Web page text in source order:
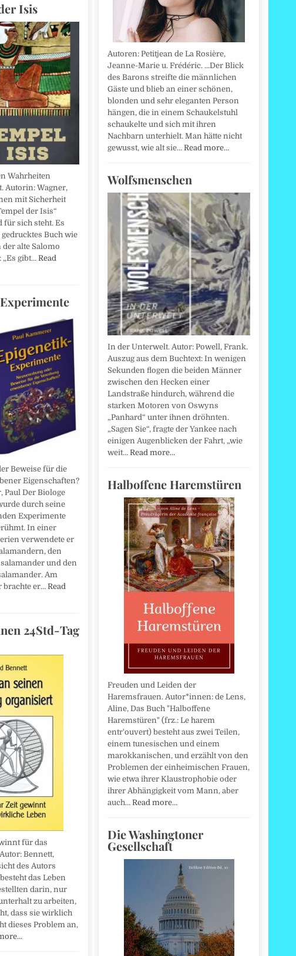
Isis
Wahrheiten
Autorin: Wagner,
mit Sicherheit
der Isis“
für sich steht. Es
Buch wie
alte Salomo
„Es gibt…Read
Beweise für die
Eigenschaften?
Paul Der Biologe
durch seine
Experimente
In einer
verwendete er
den
und den
Am
brachte er…Read
24Std-Tag
für das
Bennett,
des Autors
das Leben
darin, nur
zu arbeiten,
dass sie wirklich
dieses Problem an,
Autoren: Petitjean de La Rosière,
Jeanne-Marie u. Frédéric. ...Der Blick
des Barons streifte die männlichen
Gäste und blieb an einer schönen,
blonden und sehr eleganten Person
hängen, die in einem Schaukelstuhl
schaukelte und sich mit ihren
Nachbarn unterhielt. Man hätte nicht
gewusst, wie alt sie… Read more…
Wolfsmenschen
In der Unterwelt. Autor: Powell, Frank.
Auszug aus dem Buchtext: In wenigen
Sekunden flogen die beiden Männer
zwischen den Hecken einer
Landstraße hindurch, während die
starken Motoren von Oswyns
„Panhard“ unter ihnen dröhnten.
„Sagen Sie“, fragte der Yankee nach
einigen Augenblicken der Fahrt, „wie
weit… Read more…
Halboffene Haremstüren
Freuden und Leiden der
Haremsfrauen. Autor*innen: de Lens,
Aline, Das Buch "Halboffene
Haremstüren" (frz.: Le harem
entr'ouvert) besteht aus zwei Teilen,
einem tunesischen und einem
marokkanischen, und erzählt von den
Problemen der einheimischen Frauen,
wie etwa ihrer Klaustrophobie oder
ihrer Abhängigkeit vom Mann, aber
auch… Read more…
Die Washingtoner
Gesellschaft